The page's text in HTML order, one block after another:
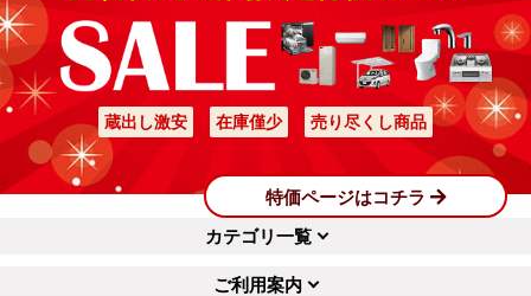
蔵出し激安 在庫僅少 売り尽くし商品
特価ページはコチラ
カテゴリ一覧
ご利用案内